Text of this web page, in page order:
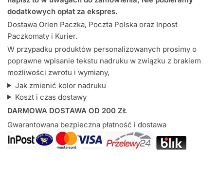
nadrukiem
dodatkowych opłat za ekspres.
Dostawa Orlen Paczka, Poczta Polska oraz Inpost
Paczkomaty i Kurier.
W przypadku produktów personalizowanych prosimy o
poprawne wpisanie tekstu nadruku w związku z brakiem
możliwości zwrotu i wymiany,
Jak zmienić kolor nadruku
Koszt i czas dostawy
DARMOWA DOSTAWA OD 200 ZŁ
Gwarantowana bezpieczna płatność i dostawa